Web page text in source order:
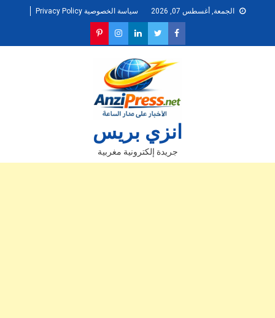
الجمعة, أغسطس 07, 2026 سياسة الخصوصية Privacy Policy
انزي بريس
جريدة إلكترونية مغربية